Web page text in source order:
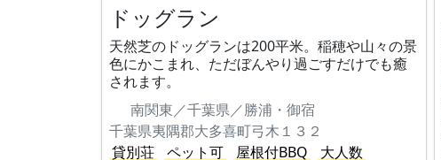
ドッグラン
天然芝のドッグランは200平米。稲穂や山々の景
色にかこまれ、ただぼんやり過ごすだけでも癒
されます。
南関東／千葉県／勝浦・御宿
千葉県夷隅郡大多喜町弓木１３２
貸別荘
ペット可 屋根付BBQ
大人数